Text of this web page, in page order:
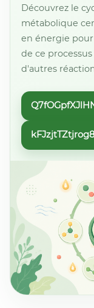
Découvrez le
métabolique
en énergie
de ce
d'autres